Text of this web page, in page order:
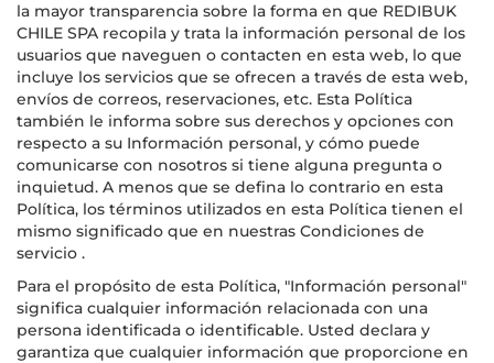
la mayor transparencia sobre la forma en que REDIBUK
CHILE SPA recopila y trata la información personal de los
usuarios que naveguen o contacten en esta web, lo que
incluye los servicios que se ofrecen a través de esta web,
envíos de correos, reservaciones, etc. Esta Política
también le informa sobre sus derechos y opciones con
respecto a su Información personal, y cómo puede
comunicarse con nosotros si tiene alguna pregunta o
inquietud. A menos que se defina lo contrario en esta
Política, los términos utilizados en esta Política tienen el
mismo significado que en nuestras Condiciones de
servicio .
Para el propósito de esta Política, "Información personal"
significa cualquier información relacionada con una
persona identificada o identificable. Usted declara y
garantiza que cualquier información que proporcione en